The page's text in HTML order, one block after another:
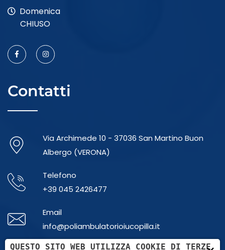
Domenica
CHIUSO
Contatti
Via Archimede 10 - 37036 San Martino Buon
Albergo (VERONA)
Telefono
+39 045 2426477
Email
info@poliambulatorioiucopilla.it
QUESTO SITO WEB UTILIZZA COOKIE DI TERZE